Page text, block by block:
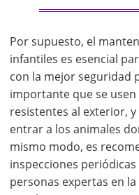
Por supuesto, el
infantiles es esencial
con la mejor seguridad
importante que se
resistentes al exterior,
entrar a los animales
mismo modo, es
inspecciones
personas expertas en